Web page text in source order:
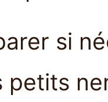
si
petits